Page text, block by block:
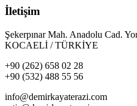
İletişim
Şekerpınar Mah. Anadolu Cad.
KOCAELİ / TÜRKİYE
+90 (262) 658 02 28
+90 (532) 488 55 56
info@demirkayaterazi.com